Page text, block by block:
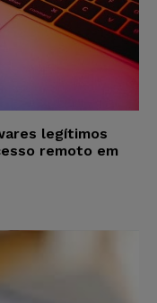
legítimos
remoto em